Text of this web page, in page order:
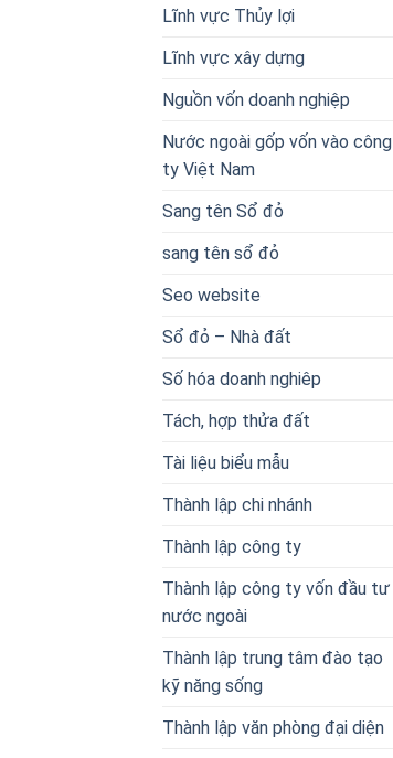
Lĩnh vực Thủy lợi
Lĩnh vực xây dựng
Nguồn vốn doanh nghiệp
Nước ngoài gốp vốn vào công
ty Việt Nam
Sang tên Sổ đỏ
sang tên sổ đỏ
Seo website
Sổ đỏ – Nhà đất
Số hóa doanh nghiêp
Tách, hợp thửa đất
Tài liệu biểu mẫu
Thành lập chi nhánh
Thành lập công ty
Thành lập công ty vốn đầu tư
nước ngoài
Thành lập trung tâm đào tạo
kỹ năng sống
Thành lập văn phòng đại diện